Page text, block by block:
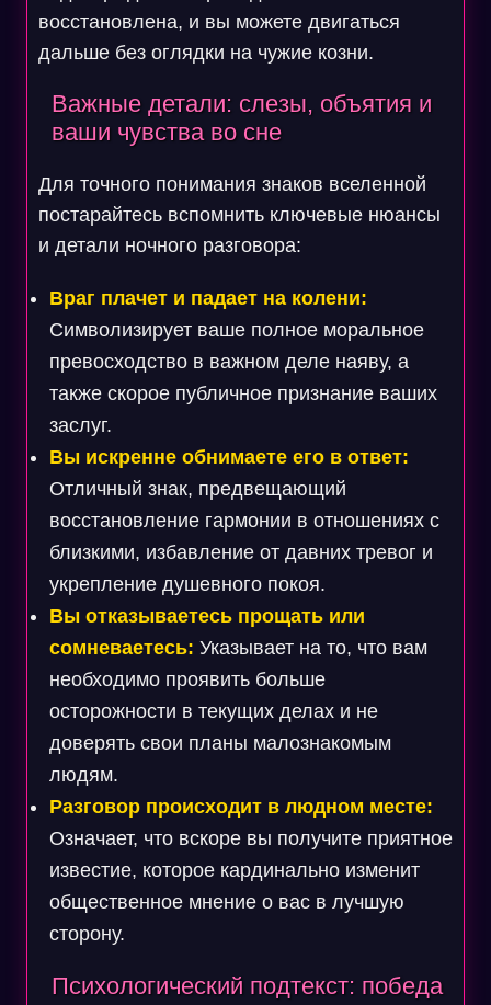
восстановлена, и вы можете двигаться
дальше без оглядки на чужие козни.
Важные детали: слезы, объятия и
ваши чувства во сне
Для точного понимания знаков вселенной
постарайтесь вспомнить ключевые нюансы
и детали ночного разговора:
Враг плачет и падает на колени:
Символизирует ваше полное моральное
превосходство в важном деле наяву, а
также скорое публичное признание ваших
заслуг.
Вы искренне обнимаете его в ответ:
Отличный знак, предвещающий
восстановление гармонии в отношениях с
близкими, избавление от давних тревог и
укрепление душевного покоя.
Вы отказываетесь прощать или
сомневаетесь: Указывает на то, что вам
необходимо проявить больше
осторожности в текущих делах и не
доверять свои планы малознакомым
людям.
Разговор происходит в людном месте:
Означает, что вскоре вы получите приятное
известие, которое кардинально изменит
общественное мнение о вас в лучшую
сторону.
Психологический подтекст: победа